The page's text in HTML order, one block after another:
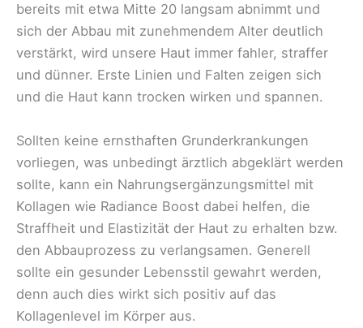
bereits mit etwa Mitte 20 langsam abnimmt und
sich der Abbau mit zunehmendem Alter deutlich
verstärkt, wird unsere Haut immer fahler, straffer
und dünner. Erste Linien und Falten zeigen sich
und die Haut kann trocken wirken und spannen.
Sollten keine ernsthaften Grunderkrankungen
vorliegen, was unbedingt ärztlich abgeklärt werden
sollte, kann ein Nahrungsergänzungsmittel mit
Kollagen wie Radiance Boost dabei helfen, die
Straffheit und Elastizität der Haut zu erhalten bzw.
den Abbauprozess zu verlangsamen. Generell
sollte ein gesunder Lebensstil gewahrt werden,
denn auch dies wirkt sich positiv auf das
Kollagenlevel im Körper aus.